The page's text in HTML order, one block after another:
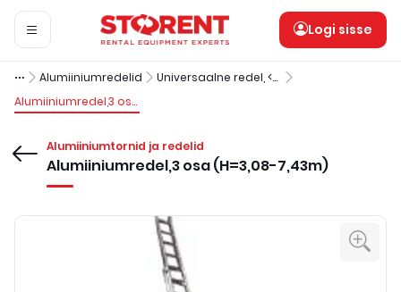
Logi sisse
Alumiiniumredelid
Universaalne redel, <8m
Alumiiniumredel,3 osa (H=3,08-7,43m)
Alumiiniumtornid ja redelid
Alumiiniumredel,3 osa (H=3,08-7,43m)